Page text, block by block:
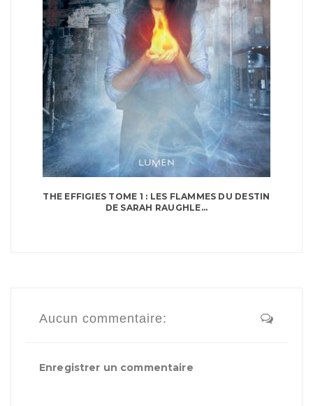
THE EFFIGIES TOME 1 : LES FLAMMES DU DESTIN
DE SARAH RAUGHLE...
Aucun commentaire:
Enregistrer un commentaire